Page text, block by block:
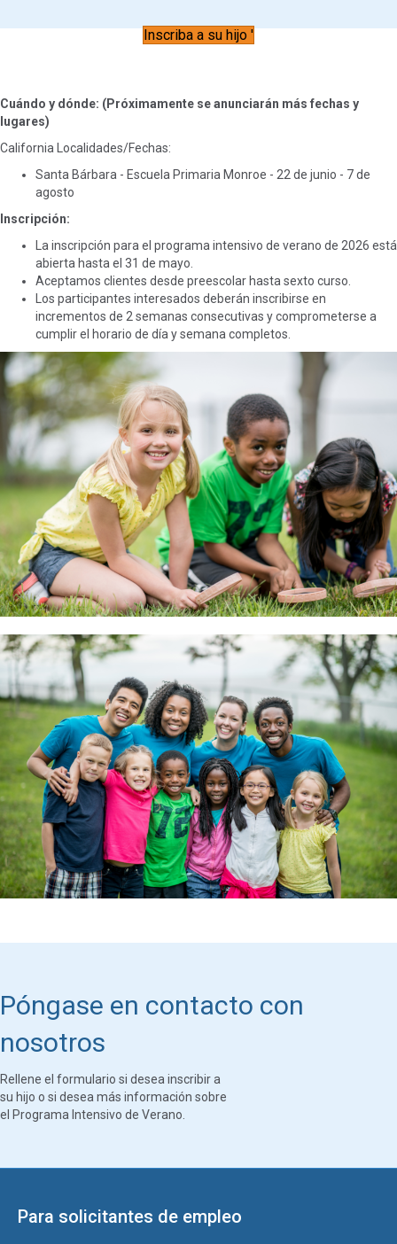
Inscriba a su hijo '
Cuándo y dónde: (Próximamente se anunciarán más fechas y
lugares)
California Localidades/Fechas:
Santa Bárbara - Escuela Primaria Monroe - 22 de junio - 7 de
agosto
Inscripción:
La inscripción para el programa intensivo de verano de 2026 está
abierta hasta el 31 de mayo.
Aceptamos clientes desde preescolar hasta sexto curso.
Los participantes interesados deberán inscribirse en
incrementos de 2 semanas consecutivas y comprometerse a
cumplir el horario de día y semana completos.
Póngase en contacto con
nosotros
Rellene el formulario si desea inscribir a
su hijo o si desea más información sobre
el Programa Intensivo de Verano.
Para solicitantes de empleo